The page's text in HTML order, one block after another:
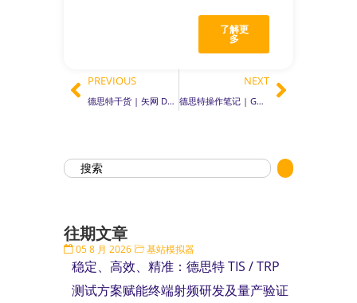
了解更
多
PREVIOUS
德思特干货 | 矢网 DTF 测量技术：透视线缆、天线与波导内部缺陷的“射频X光”
NEXT
德思特操作笔记 | GNSS模拟仿真软件 Skydel 如何让所有卫星输出的功率一致？
往期文章
05 8 月 2026 基站模拟器
稳定、高效、精准：德思特 TIS / TRP
测试方案赋能终端射频研发及量产验证